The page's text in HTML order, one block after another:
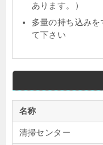
あります。）
多量の持ち込み
て下さい
名称
清掃センター